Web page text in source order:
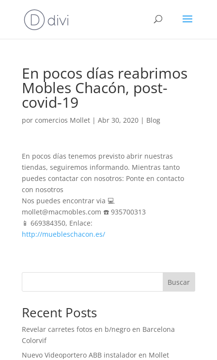
En pocos días reabrimos
Mobles Chacón, post-
covid-19
por comercios Mollet| Abr 30, 2020| Blog
En pocos días tenemos previsto abrir nuestras
tiendas, seguiremos informando. Mientras tanto
puedes contactar con nosotros: Ponte en contacto
con nosotros
Nos puedes encontrar via 💻
mollet@macmobles.com ☎️ 935700313‬
📱 669384350‬, Enlace:
http://muebleschacon.es/
Buscar
Recent Posts
Revelar carretes fotos en b/negro en Barcelona
Colorvif
Nuevo Videoportero ABB instalador en Mollet